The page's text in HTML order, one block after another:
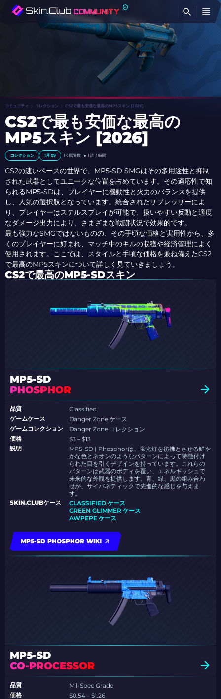
コミュニティ コレクション CS2で最も安価な最高のMP5スキン [2026]
CS2で最も安価な最高の
MP5スキン [2026]
コレクション 1月 09 1K 閲覧数 1 読了時間
CS2の速いペースの世界で、MP5-SD SMGはその多用途性と抑制
された武器としてユニークな位置を占めています。その適応性で知
られるMP5-SDは、プレイヤーに機動性と火力のバランスを提供
し、人気の選択肢となっています。統合されたサプレッサーによ
り、プレイヤーはステルスプレイが可能で、扱いやすい反動と適度
なダメージ出力により、さまざまな戦闘状況で効果的です。
最も強力なSMGではないものの、その手頃な価格と実用性から、多
くのプレイヤーに好まれ、マッチ中のキルの収穫や経済管理によく
使用されます。ここでは、スタイルと手頃な価格を兼ね備えたCS2
で最高のMP5スキンについて詳しく見ていきましょう。
CS2で最高のMP5-SDスキン
MP5-SD
PHOSPHOR
品質
Classified
ゲームケース
Danger Zone ケース
ゲームコレクション
Danger Zone コレクション
価格
$3 – $13
説明
MP5-SD | Phosphorは、蛍光灯を彷彿とさせる鮮や
かな色とネオンのようなパターンによって特徴付け
られた目を引くデザインを持っています。これらの
パターンは武器のボディを覆い、エネルギッシュで
未来的な外観を提供します。青、緑、黒の組み合わ
せが、サイバネティックで先進的な感じを与えま
す。
SKIN.CLUBケース
CLASSIFIED ケース
GREEN GLIMMER ケース
AWPEPE ケース
MP5-SD PHOSPHOR WIKI
MP5-SD
CO-PROCESSOR
品質
Mil-Spec Grade
価格
$0.54 – $1.26